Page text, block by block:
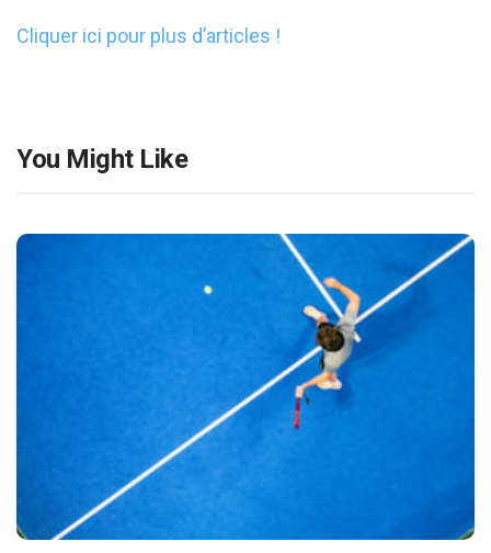
Cliquer ici pour plus d’articles !
You Might Like